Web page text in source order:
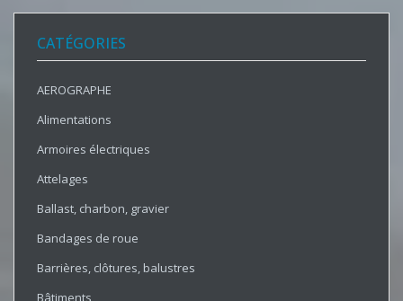
CATÉGORIES
AEROGRAPHE
Alimentations
Armoires électriques
Attelages
Ballast, charbon, gravier
Bandages de roue
Barrières, clôtures, balustres
Bâtiments